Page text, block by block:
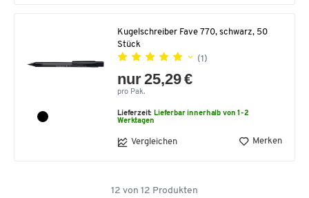
Kugelschreiber Fave 770, schwarz, 50
Stück
(1)
nur 25,29 €
pro Pak.
Lieferzeit: Lieferbar innerhalb von 1-2
Werktagen
Vergleichen Merken
12 von 12 Produkten